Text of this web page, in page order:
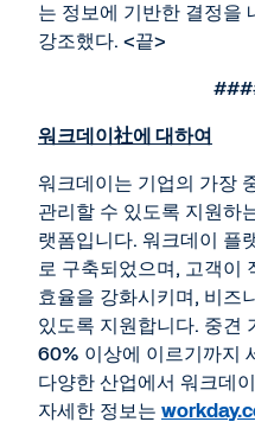
는 정보에 기반한 결정을
강조했다. <끝>
워크데이社에 대하여
워크데이는 기업의 가장
관리할 수 있도록 지원하
랫폼입니다. 워크데이 플
로 구축되었으며, 고객이
효율을 강화시키며, 비즈
있도록 지원합니다. 중견
60% 이상에 이르기까지
다양한 산업에서 워크데
자세한 정보는